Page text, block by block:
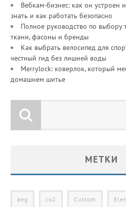
Вебкам-бизнес: как он устроен
знать и как работать безопасно
Полное руководство по
ткани, фасоны и бренды
Как выбрать велосипед для
честный гид без лишней воды
Merrylock: коверлок, который
домашнем шитье
МЕТКИ
aeg co2 Custom